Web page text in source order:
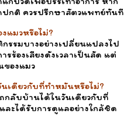
ปกติ ควรปรึกษาสัตวแพทย์ทันที
แมวหรือไม่?
รรมบางอย่างเปลี่ยนแปลงไป
รร้องเสียงดังเวลาเป็นสัด แต่
องแมว
เดียวกับที่ทำหมันหรือไม่?
กลับบ้านได้ในวันเดียวกับที่
ะได้รับการดูแลอย่างใกล้ชิด